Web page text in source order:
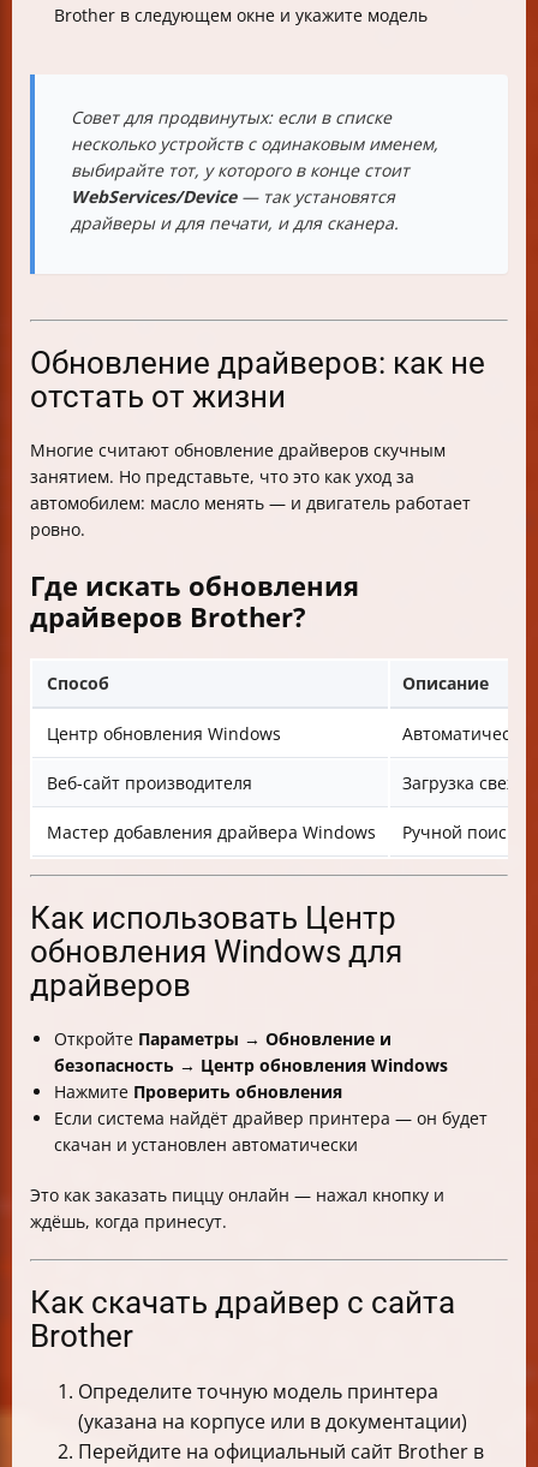
Brother в следующем окне и укажите модель
Совет для продвинутых: если в списке
несколько устройств с одинаковым именем,
выбирайте тот, у которого в конце стоит
WebServices/Device— так установятся
драйверы и для печати, и для сканера.
Обновление драйверов: как не
отстать от жизни
Многие считают обновление драйверов скучным
занятием. Но представьте, что это как уход за
автомобилем: масло менять — и двигатель работает
ровно.
Где искать обновления
драйверов Brother?
Способ Описание
Центр обновления Windows
Веб-сайт производителя Загрузка
Мастер добавления драйвера Windows Ручной поиск и
Как использовать Центр
обновления Windows для
драйверов
Откройте Параметры → Обновление и
безопасность → Центр обновления Windows
Нажмите Проверить обновления
Если система найдёт драйвер принтера — он будет
скачан и установлен автоматически
Это как заказать пиццу онлайн — нажал кнопку и
ждёшь, когда принесут.
Как скачать драйвер с сайта
Brother
Определите точную модель принтера
(указана на корпусе или в документации)
Перейдите на официальный сайт Brother в